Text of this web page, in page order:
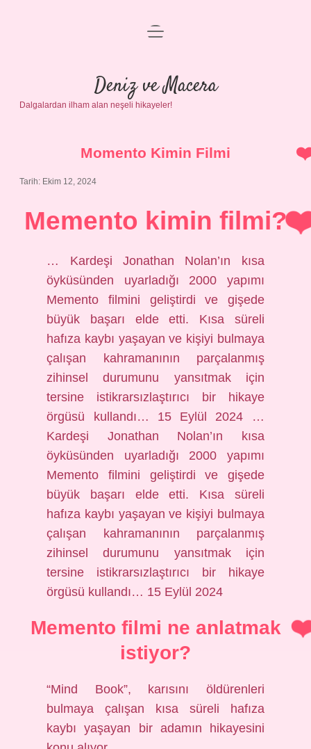
Anasayfa
Gizlilik Politikası
Yasal Uyarı
menüyü
Deniz ve Macera
Dalgalardan ilham alan neşeli hikayeler!
Momento Kimin Filmi
Tarih: Ekim 12, 2024
Memento kimin filmi?
… Kardeşi Jonathan Nolan’ın kısa
öyküsünden uyarladığı 2000 yapımı
Memento filmini geliştirdi ve gişede
büyük başarı elde etti. Kısa süreli
hafıza kaybı yaşayan ve kişiyi bulmaya
çalışan kahramanının parçalanmış
zihinsel durumunu yansıtmak için
tersine istikrarsızlaştırıcı bir hikaye
örgüsü kullandı… 15 Eylül 2024 …
Kardeşi Jonathan Nolan’ın kısa
öyküsünden uyarladığı 2000 yapımı
Memento filmini geliştirdi ve gişede
büyük başarı elde etti. Kısa süreli
hafıza kaybı yaşayan ve kişiyi bulmaya
çalışan kahramanının parçalanmış
zihinsel durumunu yansıtmak için
tersine istikrarsızlaştırıcı bir hikaye
örgüsü kullandı… 15 Eylül 2024
Memento filmi ne anlatmak
istiyor?
“Mind Book”, karısını öldürenleri
bulmaya çalışan kısa süreli hafıza
kaybı yaşayan bir adamın hikayesini